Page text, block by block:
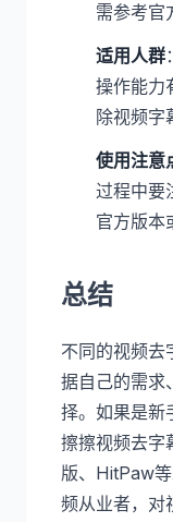
需参考官
适用人群
操作能力
除视频字
使用注意
过程中要
官方版本
总结
不同的视频去
据自己的需求
择。如果是新
擦擦视频去字
版、HitPaw
频从业者，对